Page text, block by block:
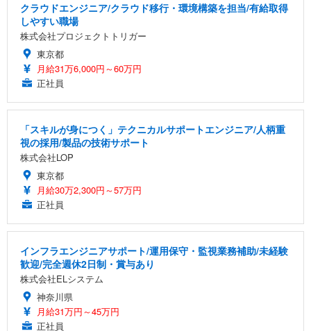
クラウドエンジニア/クラウド移行・環境構築を担当/有給取得
しやすい職場
株式会社プロジェクトトリガー
東京都
月給31万6,000円～60万円
正社員
「スキルが身につく」テクニカルサポートエンジニア/人柄重
視の採用/製品の技術サポート
株式会社LOP
東京都
月給30万2,300円～57万円
正社員
インフラエンジニアサポート/運用保守・監視業務補助/未経験
歓迎/完全週休2日制・賞与あり
株式会社ELシステム
神奈川県
月給31万円～45万円
正社員